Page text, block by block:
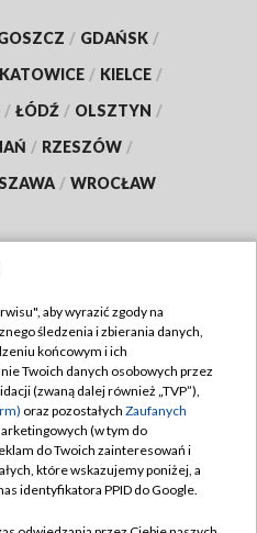
/ GDAŃSK /
KATOWICE / KIELCE /
/ ŁÓDŹ / OLSZTYN /
/ RZESZÓW /
/ WROCŁAW
TVP
TVP
prywatności
zgody
aby wyrazić zgody na
śledzenia i zbierania danych,
końcowym i ich
Twoich danych osobowych przez
(zwaną dalej również „TVP”),
oraz pozostałych Zaufanych
(w tym do
do Twoich zainteresowań i
które wskazujemy poniżej, a
identyfikatora PPID do Google.